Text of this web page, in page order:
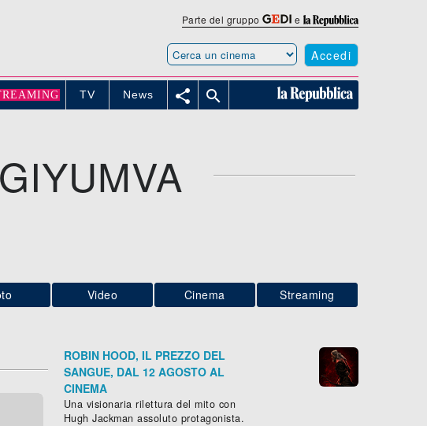
Parte del gruppo e
Accedi
TV News  
Video Cinema Streaming
ROBIN HOOD, IL PREZZO DEL
SANGUE, DAL 12 AGOSTO AL
CINEMA
Una visionaria rilettura del mito con
Hugh Jackman assoluto protagonista.